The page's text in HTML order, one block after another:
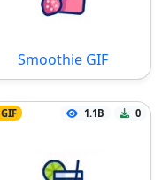
Smoothie GIF
GIF 1.1B 0